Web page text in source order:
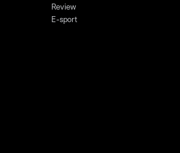
Review
E-sport